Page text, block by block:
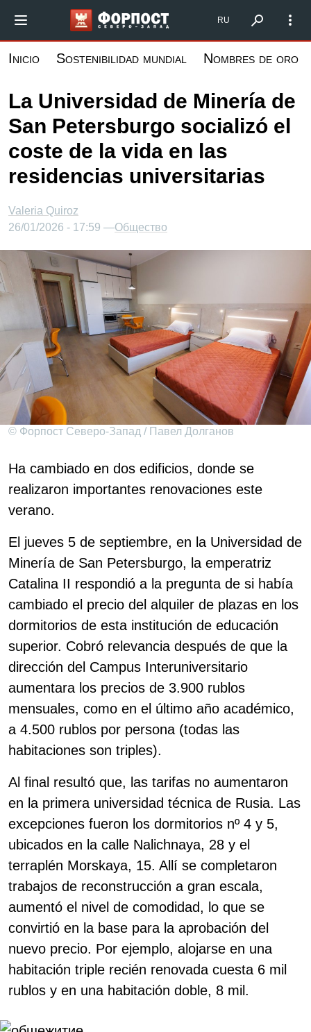
contenido
Форпост Северо-Запад
RU
Inicio Sostenibilidad mundial Nombres de oro
La Universidad de Minería de
San Petersburgo socializó el
coste de la vida en las
residencias universitarias
Valeria Quiroz
26/01/2026 - 17:59 —Общество
© Форпост Северо-Запад / Павел Долганов
Ha cambiado en dos edificios, donde se
realizaron importantes renovaciones este
verano.
El jueves 5 de septiembre, en la Universidad de
Minería de San Petersburgo, la emperatriz
Catalina II respondió a la pregunta de si había
cambiado el precio del alquiler de plazas en los
dormitorios de esta institución de educación
superior. Cobró relevancia después de que la
dirección del Campus Interuniversitario
aumentara los precios de 3.900 rublos
mensuales, como en el último año académico,
a 4.500 rublos por persona (todas las
habitaciones son triples).
Al final resultó que, las tarifas no aumentaron
en la primera universidad técnica de Rusia. Las
excepciones fueron los dormitorios nº 4 y 5,
ubicados en la calle Nalichnaya, 28 y el
terraplén Morskaya, 15. Allí se completaron
trabajos de reconstrucción a gran escala,
aumentó el nivel de comodidad, lo que se
convirtió en la base para la aprobación del
nuevo precio. Por ejemplo, alojarse en una
habitación triple recién renovada cuesta 6 mil
rublos y en una habitación doble, 8 mil.